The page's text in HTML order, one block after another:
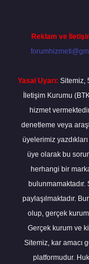
Reklam ve
Yasal Uyarı: Sitemiz,
İletişim Kurumu
hizmet
denetleme veya
üyelerimiz
üye olarak bu
herhangi bir
bulunmamaktadır.
paylaşılmaktadır.
olup, gerçek kurum
Gerçek kurum ve
Sitemiz, kar amacı
platformudur.